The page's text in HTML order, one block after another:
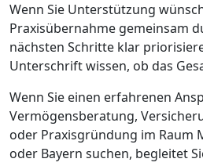
Wenn Sie Unterstützung
Praxisübernahme gemeinsam
nächsten Schritte klar
Unterschrift wissen, ob das
Wenn Sie einen erfahrenen
Vermögensberatung,
oder Praxisgründung im Raum
oder Bayern suchen, begleitet